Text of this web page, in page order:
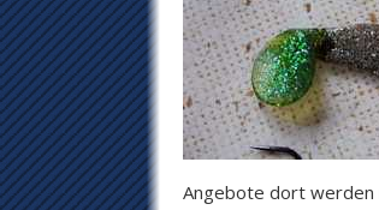
Angebote dort werden